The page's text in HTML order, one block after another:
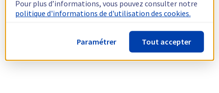
Pour plus d’informations, vous pouvez consulter notre
politique d'informations de d'utilisation des cookies.
Paramétrer Tout accepter